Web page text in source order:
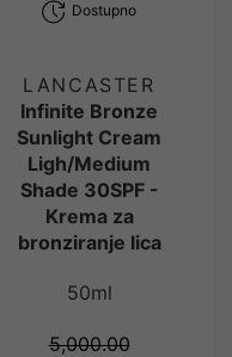
Dostupno
LANCASTER
Infinite Bronze
Sunlight Cream
Ligh/Medium
Shade 30SPF -
Krema za
bronziranje lica
50ml
5,000.00